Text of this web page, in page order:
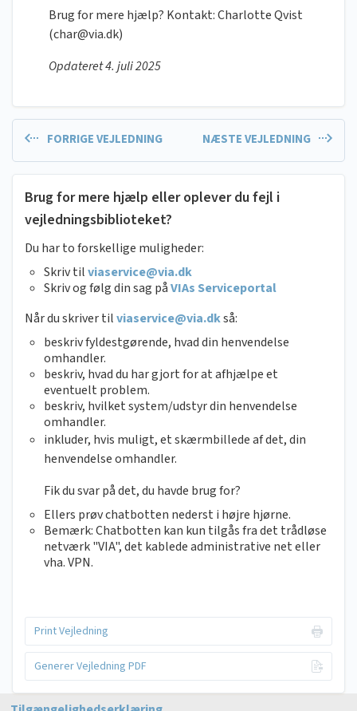
Brug for mere hjælp? Kontakt: Charlotte Qvist
(char@via.dk)
Opdateret 4. juli 2025
FORRIGE VEJLEDNING NÆSTE VEJLEDNING
Brug for mere hjælp eller oplever du fejl i
vejledningsbiblioteket?
Du har to forskellige muligheder:
Skriv tilviaservice@via.dk
Skriv og følg din sag påVIAs Serviceportal
Når du skriver tilviaservice@via.dkså:
beskriv fyldestgørende, hvad din henvendelse
omhandler.
beskriv, hvad du har gjort for at afhjælpe et
eventuelt problem.
beskriv, hvilket system/udstyr din henvendelse
omhandler.
inkluder, hvis muligt, et skærmbillede af det, din
henvendelse omhandler.
Fik du svar på det, du havde brug for?
Ellers prøv chatbotten nederst i højre hjørne.
Bemærk: Chatbotten kan kun tilgås fra det trådløse
netværk "VIA", det kablede administrative net eller
vha. VPN.
Print Vejledning
Generer Vejledning PDF